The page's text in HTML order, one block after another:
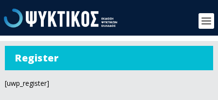
Register
[uwp_register]